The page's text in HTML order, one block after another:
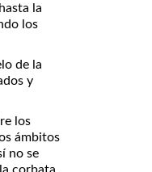
la
los
de la
y
los
ámbitos
no se